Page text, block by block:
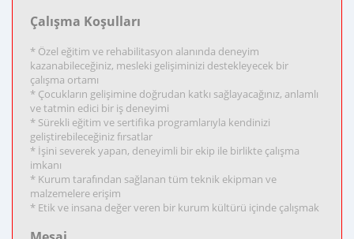
Çalışma Koşulları
* Özel eğitim ve rehabilitasyon alanında deneyim
kazanabileceğiniz, mesleki gelişiminizi destekleyecek bir
çalışma ortamı
* Çocukların gelişimine doğrudan katkı sağlayacağınız, anlamlı
ve tatmin edici bir iş deneyimi
* Sürekli eğitim ve sertifika programlarıyla kendinizi
geliştirebileceğiniz fırsatlar
* İşini severek yapan, deneyimli bir ekip ile birlikte çalışma
imkanı
* Kurum tarafından sağlanan tüm teknik ekipman ve
malzemelere erişim
* Etik ve insana değer veren bir kurum kültürü içinde çalışmak